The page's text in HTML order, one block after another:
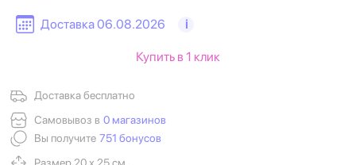
Доставка 06.08.2026 i
Доставка бесплатно
Самовывоз в 0 магазинов
Вы получите 751 бонусов
Купить в 1 клик